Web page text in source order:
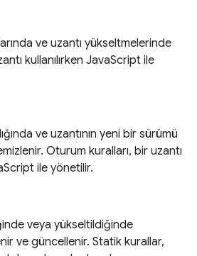
ve uzantı yükseltmelerinde
kullanılırken JavaScript ile
ve uzantının yeni bir sürümü
Oturum kuralları, bir uzantı
ile yönetilir.
veya yükseltildiğinde
ve güncellenir. Statik kurallar,